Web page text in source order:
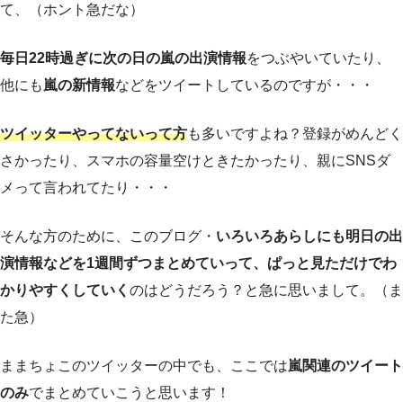
て、（ホント急だな）
毎日22時過ぎに次の日の嵐の出演情報をつぶやいていたり、
他にも 嵐の新情報などをツイートしているのですが・・・
ツイッターやってないって方も多いですよね？登録がめんどく
さかったり、スマホの容量空けときたかったり、親にSNSダ
メって言われてたり・・・
そんな方のために、このブログ・ いろいろあらしにも明日の出
演情報などを1週間ずつまとめていって、ぱっと見ただけでわ
かりやすくしていく のはどうだろう？と急に思いまして。（ま
た急）
ままちょこのツイッターの中でも、ここでは嵐関連のツイート
のみでまとめていこうと思います！